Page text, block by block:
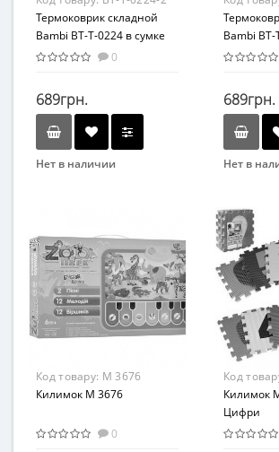
Текстиль
Термоковрик складной
Bambi BT-T-0224 в сумке
(BT-T-0224-2) 0
689грн.
Нет в наличии
Коврик
Возраст
От 0 лет
Возрастная группа
От 0 лет
Комбинированный
Bambi BT-
(BT-T-
689грн.
Нет в
Вид
Коврик
Возраст
От 0 лет
От 0 лет
Материал
Код товару: M 3676
Килимок M 3676
0
Код
Килимок
Цифри